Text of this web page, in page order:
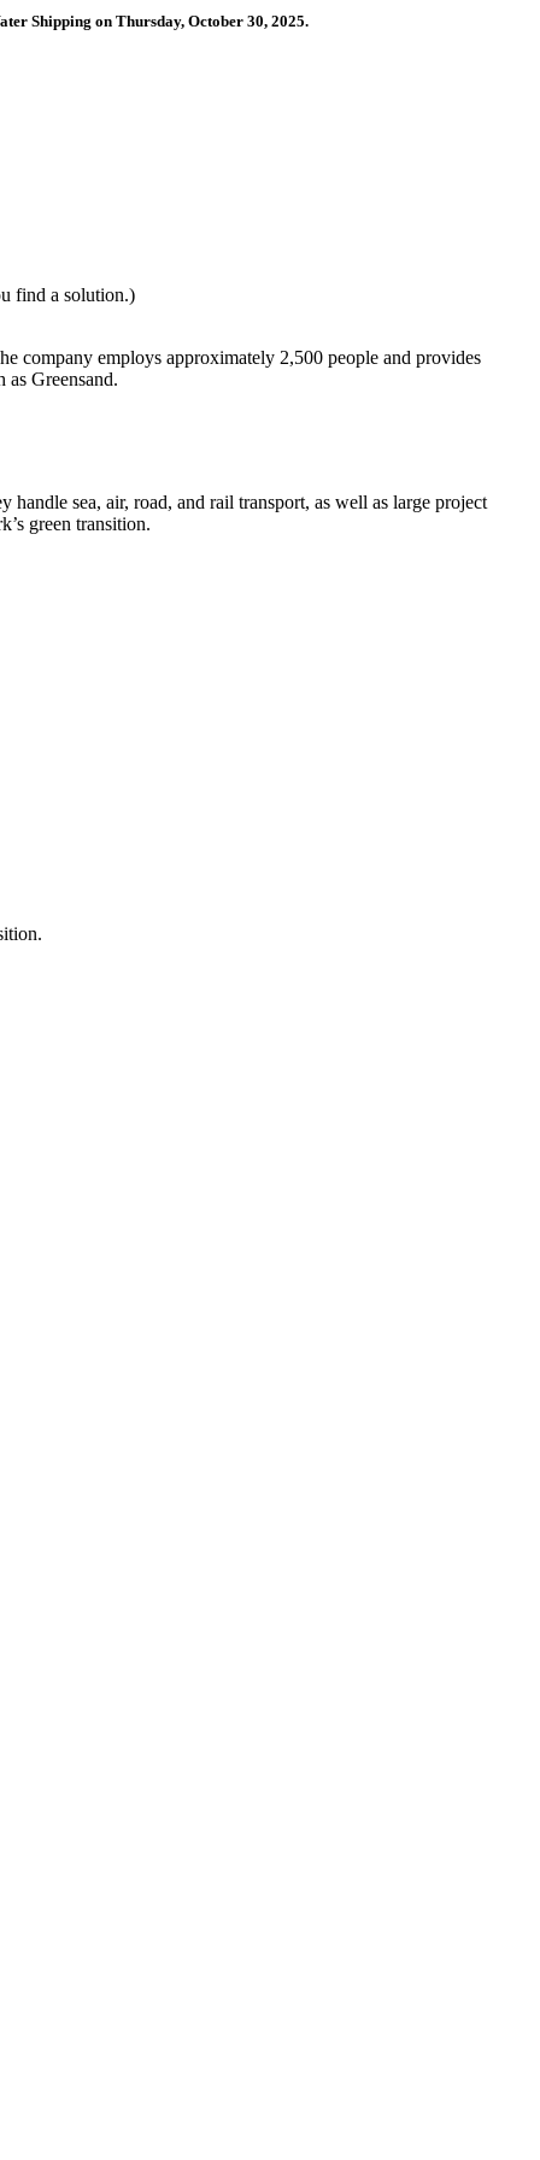
Shipping on Thursday, October 30, 2025.
find a solution.)
company employs approximately 2,500 people and provides
Greensand.
sea, air, road, and rail transport, as well as large project
green transition.